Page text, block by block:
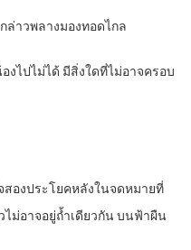
ล่าวพลางมองทอดไกล
งไปไม่ได้ มีสิ่งใดที่ไม่อาจครอบ
สองประโยคหลังในจดหมายที่
ไม่อาจอยู่ถ้ำเดียวกัน บนฟ้าผืน